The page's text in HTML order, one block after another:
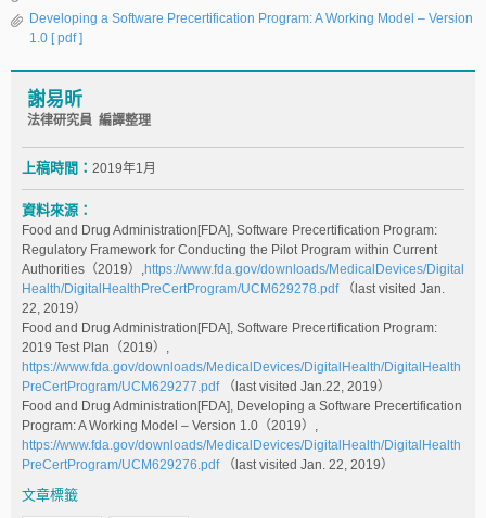
Developing a Software Precertification Program: A Working Model – Version
1.0 [ pdf ]
謝易昕
法律研究員 編譯整理
上稿時間： 2019年1月
資料來源：
Food and Drug Administration[FDA], Software Precertification Program:
Regulatory Framework for Conducting the Pilot Program within Current
Authorities（2019）, https://www.fda.gov/downloads/MedicalDevices/Digital
Health/DigitalHealthPreCertProgram/UCM629278.pdf
（last visited Jan.
22, 2019）
Food and Drug Administration[FDA], Software Precertification Program:
2019 Test Plan（2019）,
https://www.fda.gov/downloads/MedicalDevices/DigitalHealth/DigitalHealth
PreCertProgram/UCM629277.pdf
（last visited Jan.22, 2019）
Food and Drug Administration[FDA], Developing a Software Precertification
Program: A Working Model – Version 1.0（2019）,
https://www.fda.gov/downloads/MedicalDevices/DigitalHealth/DigitalHealth
PreCertProgram/UCM629276.pdf
（last visited Jan. 22, 2019）
文章標籤